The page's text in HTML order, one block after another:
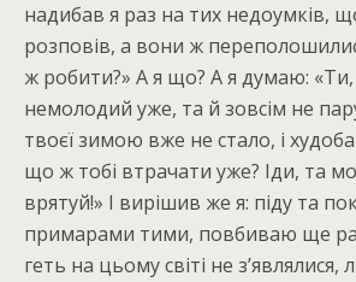
надибав я раз на тих недоумків,
розповів, а вони ж
ж робити?» А я що? А я думаю:
немолодий уже, та й зовсім не
твоєї зимою вже не стало, і
що ж тобі втрачати уже? Іди, та
врятуй!» І вирішив же я: піду та
примарами тими, повбиваю ще
геть на цьому світі не з’являлися,